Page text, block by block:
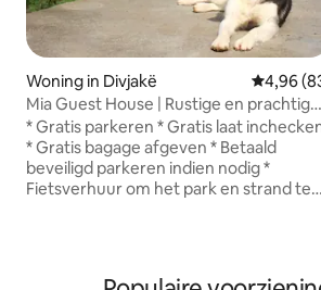
Woning in Divjakë
4,96
Mia Guest House | Rustige en prachtige
tuin
* Gratis parkeren * Gratis laat
* Gratis bagage afgeven * Betaald
beveiligd parkeren indien nodig *
Fietsverhuur om het park en strand te